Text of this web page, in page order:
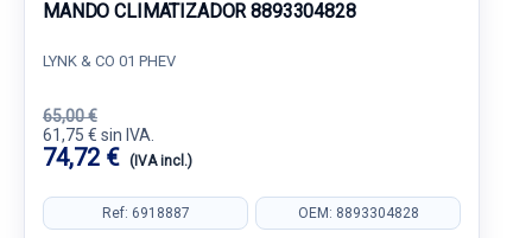
MANDO CLIMATIZADOR 8893304828
LYNK & CO 01 PHEV
65,00 €
61,75 € sin IVA.
74,72 € (IVA incl.)
Ref: 6918887 OEM: 8893304828